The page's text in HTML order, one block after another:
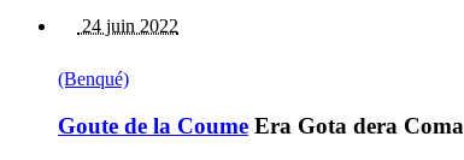
24 juin 2022
(Benqué)
Goute de la Coume Era Gota dera Coma